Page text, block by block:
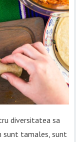
diversitatea sa
sunt tamales, sunt